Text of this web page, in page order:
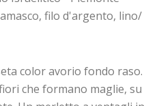
filo d'argento, lino/
color avorio fondo raso.
che formano maglie, su